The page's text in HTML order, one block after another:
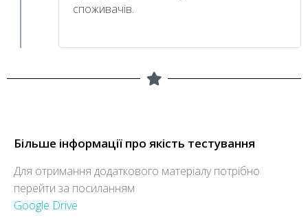
споживачів.
Більше інформації про якість тестування
Для отримання додаткового матеріалу потрібно
перейти за посиланням
Google Drive